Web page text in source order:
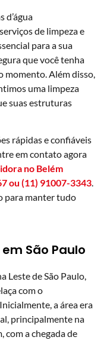
d’água
de limpeza e
para a sua
que você tenha
momento. Além disso,
uma limpeza
suas estruturas
rápidas e confiáveis
em contato agora
no Belém
ou (11) 91007-3343.
para manter tudo
São Paulo
Leste de São Paulo,
com o
a área era
principalmente na
com a chegada de